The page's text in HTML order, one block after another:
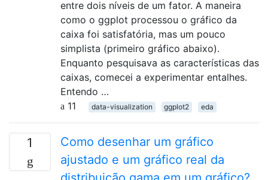
entre dois níveis de um fator. A maneira
como o ggplot processou o gráfico da
caixa foi satisfatória, mas um pouco
simplista (primeiro gráfico abaixo).
Enquanto pesquisava as características das
caixas, comecei a experimentar entalhes.
Entendo …
11
data-visualization ggplot2 eda
1
Como desenhar um gráfico
ajustado e um gráfico real da